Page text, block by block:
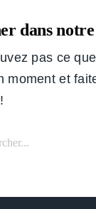
dans
pas ce
moment et